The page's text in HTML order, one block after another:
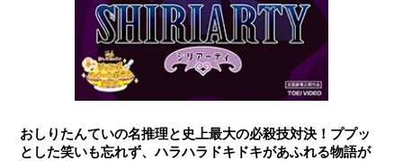
おしりたんていの名推理と史上最大の必殺技対決！ププッ
とした笑いも忘れず、ハラハラドキドキがあふれる物語が